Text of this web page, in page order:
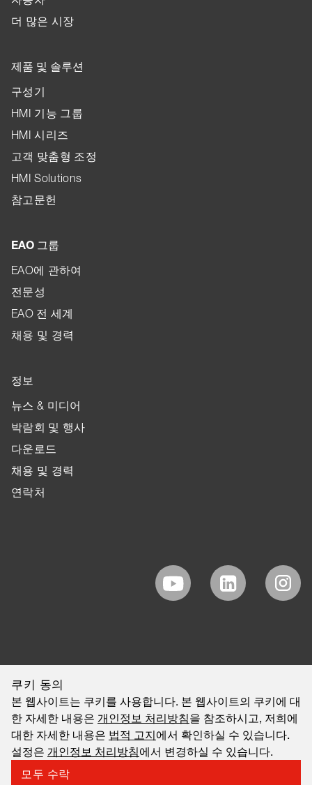
더 많은 시장
제품 및 솔루션
구성기
HMI 기능 그룹
HMI 시리즈
고객 맞춤형 조정
HMI Solutions
참고문헌
EAO 그룹
EAO에 관하여
전문성
EAO 전 세계
채용 및 경력
정보
뉴스 & 미디어
박람회 및 행사
다운로드
채용 및 경력
연락처
©2026 EAO AG
쿠키 동의
본 웹사이트는 쿠키를 사용합니다. 본 웹사이트의 쿠키에 대
한 자세한 내용은 개인정보 처리방침을 참조하시고, 저희에
대한 자세한 내용은 법적 고지에서 확인하실 수 있습니다.
설정은 개인정보 처리방침에서 변경하실 수 있습니다.
모두 수락